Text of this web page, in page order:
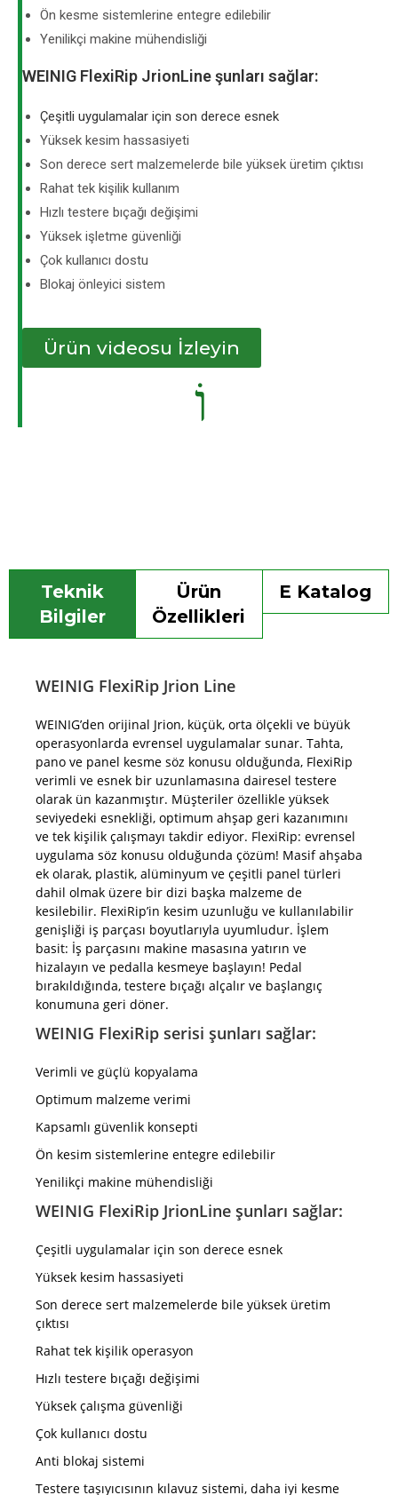
Ön kesme sistemlerine entegre edilebilir
Yenilikçi makine mühendisliği
WEINIG FlexiRip JrionLine şunları sağlar:
Çeşitli uygulamalar için son derece esnek
Yüksek kesim hassasiyeti
Son derece sert malzemelerde bile yüksek üretim çıktısı
Rahat tek kişilik kullanım
Hızlı testere bıçağı değişimi
Yüksek işletme güvenliği
Çok kullanıcı dostu
Blokaj önleyici sistem
Ürün videosu İzleyin
Teknik
Bilgiler
Ürün
Özellikleri
E Katalog
WEINIG FlexiRip Jrion Line
WEINIG’den orijinal Jrion, küçük, orta ölçekli ve büyük
operasyonlarda evrensel uygulamalar sunar. Tahta,
pano ve panel kesme söz konusu olduğunda, FlexiRip
verimli ve esnek bir uzunlamasına dairesel testere
olarak ün kazanmıştır. Müşteriler özellikle yüksek
seviyedeki esnekliği, optimum ahşap geri kazanımını
ve tek kişilik çalışmayı takdir ediyor. FlexiRip: evrensel
uygulama söz konusu olduğunda çözüm! Masif ahşaba
ek olarak, plastik, alüminyum ve çeşitli panel türleri
dahil olmak üzere bir dizi başka malzeme de
kesilebilir. FlexiRip’in kesim uzunluğu ve kullanılabilir
genişliği iş parçası boyutlarıyla uyumludur. İşlem
basit: İş parçasını makine masasına yatırın ve
hizalayın ve pedalla kesmeye başlayın! Pedal
bırakıldığında, testere bıçağı alçalır ve başlangıç ​​
konumuna geri döner.
WEINIG FlexiRip serisi şunları sağlar:
Verimli ve güçlü kopyalama
Optimum malzeme verimi
Kapsamlı güvenlik konsepti
Ön kesim sistemlerine entegre edilebilir
Yenilikçi makine mühendisliği
WEINIG FlexiRip JrionLine şunları sağlar:
Çeşitli uygulamalar için son derece esnek
Yüksek kesim hassasiyeti
Son derece sert malzemelerde bile yüksek üretim
çıktısı
Rahat tek kişilik operasyon
Hızlı testere bıçağı değişimi
Yüksek çalışma güvenliği
Çok kullanıcı dostu
Anti blokaj sistemi
Testere taşıyıcısının kılavuz sistemi, daha iyi kesme